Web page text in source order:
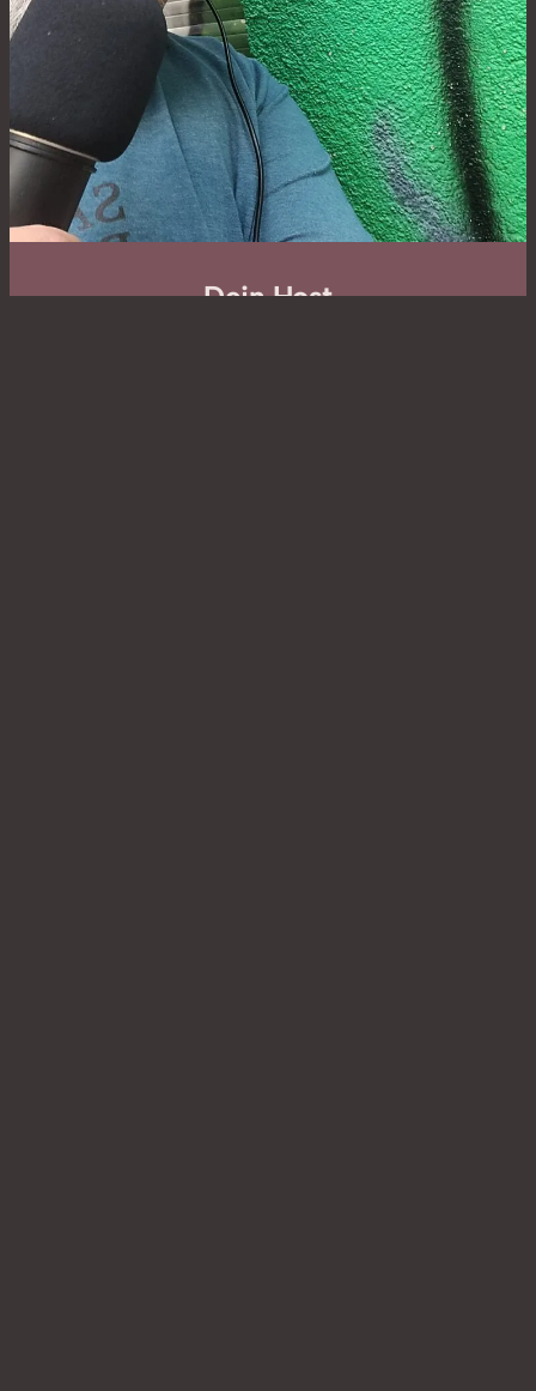
Dein Host